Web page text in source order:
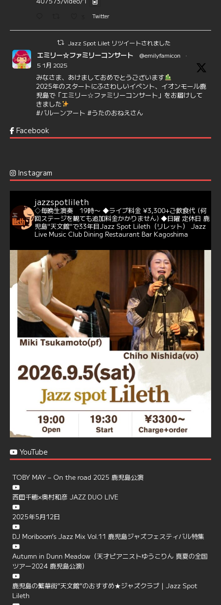
Twitter
Jazz Spot Lilet リツイートされました
エミリー☆ファミリーコンサート @emilyfamicon
·
5 1月 2025
みなさま、あけましておめでとうございます
2025年のスタートにふさわしいイベント、イオンモール鹿
児島で「エミリー☆ファミリーコンサート」をお届けして
きました
#バルーンアート #うたのおねえさん
6 7
@delightful_gang
バー♪♬
当店での演奏シーンもご覧いただけます❣❣
#天文館ミリオネーション #ジャミラ #クリスマスソング
https://youtu.be/2lhypP4KWc4?si=CEbY-wEg5HDc_iEv
6 Twitter
Jazz Spot Lilet · 11 11月 2024
忘年会＆新年会 ご予約承り中❣❣
☆窓辺から天文館ミリオネーション
☆JAZZの生演奏を聴きながら♪
☆地産地消に拘ったフードメニュー
プラン内容はご予算とご要望に応じてアレンジ可能ですの
で、お気軽にお問い合せください
https://jazzspotlileth.com/recommend/8650
6 7 Twitter
Load More
Facebook
Instagram
jazzspotlileth
◇毎晩生演奏 19時〜 ◆ライブ料金 ¥3,300+ご飲食代 (何
回ステージを観ても追加料金かかりません) ◆日曜 定休日 鹿
児島"天文館"で33年目Jazz Spot Lileth（リレット）
Jazz
Live Music Club Dining Restaurant Bar Kagoshima
YouTube
TOBY MAY – On the road 2025 鹿児島公演
西田千穂×奥村和彦 JAZZ DUO LIVE
2025年5月12日
DJ Moriboom’s Jazz Mix Vol.11 鹿児島ジャズフェスティバル特集
Autumn in Dunn Meadow（天才ピアニストゆうこりん 真夏の全国
ツアー2024 鹿児島公演）
鹿児島の繁華街”天文館”のおすすめ★ジャズクラブ | Jazz Spot
Lileth